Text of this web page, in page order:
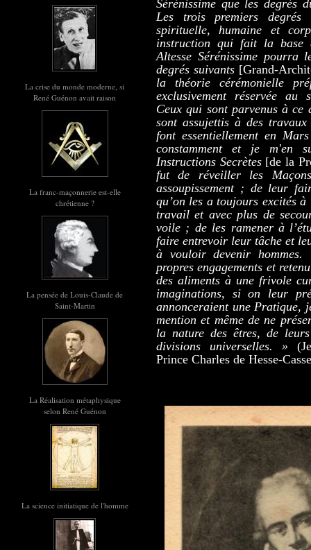
La crise du monde moderne, si
René Guénon avait raison
La franc-maçonnerie est-elle
chrétienne ?
La pensée de Louis-Claude de
Saint-Martin
La Réalisation métaphysique
selon René Guénon
La science initiatique de l'homme
Sérénissime que les degrés
Les trois premiers
spirituelle, humaine et
instruction qui fait la base
Altesse Sérénissime pourra
degrés suivants [Grand-
la théorie cérémonielle
exclusivement réservée
Ceux qui sont parvenus à ce
sont assujettis à des
font essentiellement en
constamment et je m'en
Instructions Secrètes [de la
fut de réveiller les
assoupissement ; de leur
qu’on les a toujours excités
travail et avec plus de
voile ; de les ramener à
faire entrevoir leur tâche et
à vouloir devenir
propres engagements et
des aliments à une frivole
imaginations, si on leur
annonceraient une Pratique,
mention et même de ne
la nature des êtres, de
divisions universelles. »
Prince Charles de Hesse-